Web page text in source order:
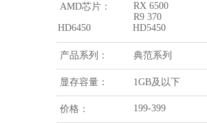
AMD芯片： RX 6500
R9 370
HD6450
HD5450
产品系列： 典范系列
显存容量： 1GB及以下
价格： 199-399